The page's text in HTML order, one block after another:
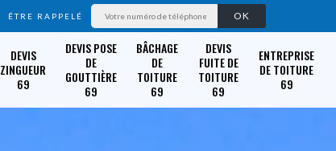
ÊTRE RAPPELÉ
DEVIS
ZINGUEUR
69
DEVIS POSE
DE
GOUTTIÈRE
69
BÂCHAGE
DE
TOITURE
69
DEVIS
FUITE DE
TOITURE
69
ENTREPRISE
DE TOITURE
69